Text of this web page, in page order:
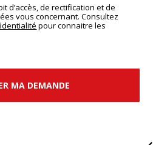
d’accès, de rectification et de
vous concernant. Consultez
pour connaitre les
MA DEMANDE